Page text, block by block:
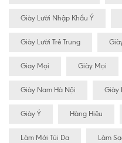
Giày Lười Nhập Khẩu Ý
Giày Lười Trẻ Trung
Giay Mọi Giày Mọi
Giày Nam Hà Nội Giày
Giày Ý Hàng Hiệu
Làm Mới Túi Da Làm